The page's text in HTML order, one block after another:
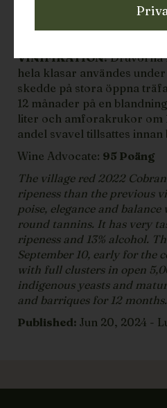
VINIFIKATION:Druvorna
hela klasar användes
skedde på stora öppna
12 månader på en
liter och amforakrukor om
andel svavel tillsattes
Wine Advocate: 95 Poäng
The village red 2022
ripeness than the previous
poise, elegance and
round tannins. It has very
ripeness and 13% alcohol.
September 10, early for the
with full clusters in open
indigenous yeasts and
and barriques for 12
Published: Jun 20, 2024 -